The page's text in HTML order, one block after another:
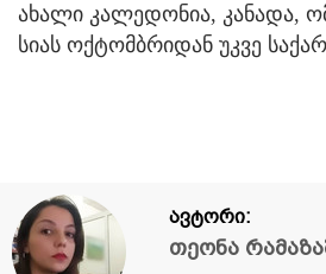
ახალი კალედონია, კანადა,
სიას ოქტომბრიდან უკვე
ავტორი:
თეონა